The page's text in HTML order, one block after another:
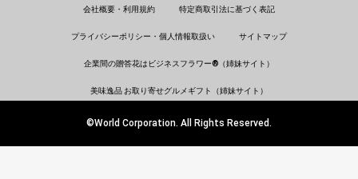
会社概要・利用規約 特定商取引法に基づく表記
プライバシーポリシー・個人情報取扱い サイトマップ
企業間の贈答花はビジネスフラワー®（姉妹サイト）
美味逸品 お取り寄せグルメギフト（姉妹サイト）
©World Corporation. All Rights Reserved.